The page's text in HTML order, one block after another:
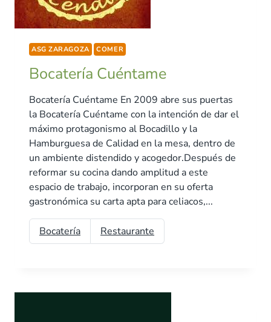
ASG ZARAGOZA COMER
Bocatería Cuéntame
Bocatería Cuéntame En 2009 abre sus puertas
la Bocatería Cuéntame con la intención de dar el
máximo protagonismo al Bocadillo y la
Hamburguesa de Calidad en la mesa, dentro de
un ambiente distendido y acogedor.Después de
reformar su cocina dando amplitud a este
espacio de trabajo, incorporan en su oferta
gastronómica su carta apta para celiacos,...
Bocatería Restaurante